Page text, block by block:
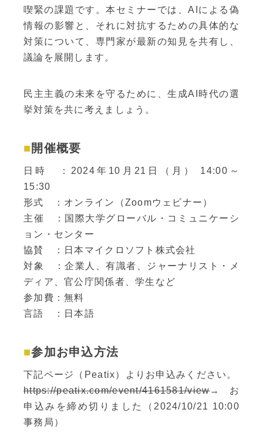
喫緊の課題です。本セミナーでは、AIによる偽
情報の影響と、それに対抗するための具体的な
対策について、専門家が最新の知見を共有し、
議論を展開します。
民主主義の未来を守るために、生成AI時代の選
挙対策を共に考えましょう。
開催概要
日時 ：2024年10月21日（月） 14:00～
15:30
形式 ：オンライン（Zoomウェビナー）
主催 ：国際大学グローバル・コミュニケーシ
ョン・センター
協賛 ：日本マイクロソフト株式会社
対象 ：企業人、有識者、ジャーナリスト・メ
ディア、官公庁関係者、学生など
参加費：無料
言語 ：日本語
参加お申込方法
下記ページ（Peatix）よりお申込みください。
https://peatix.com/event/4161581/view→お
申込みを締め切りました（2024/10/21 10:00
事務局）